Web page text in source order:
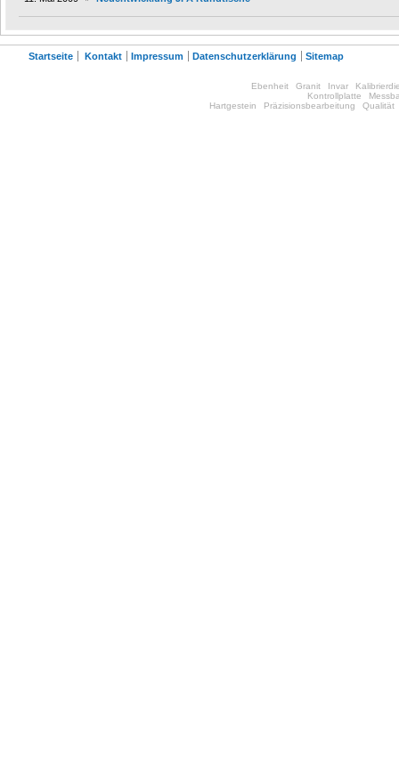
Startseite Kontakt Impressum Datenschutzerklärung Sitemap
Ebenheit Granit Invar
Kontrollplatte
Hartgestein
Präzisionsbearbeitung Qualität